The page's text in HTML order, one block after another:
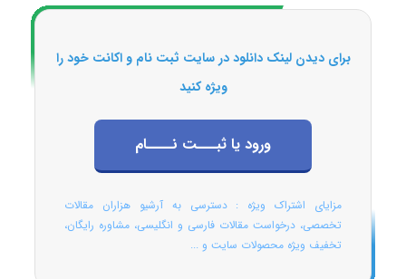
برای دیدن لینک دانلود در سایت ثبت نام و اکانت خود را
ویژه کنید
ورود یا ثبـــت نــــام
مزایای اشتراک ویژه : دسترسی به آرشیو هزاران مقالات
تخصصی، درخواست مقالات فارسی و انگلیسی، مشاوره رایگان،
تخفیف ویژه محصولات سایت و ...